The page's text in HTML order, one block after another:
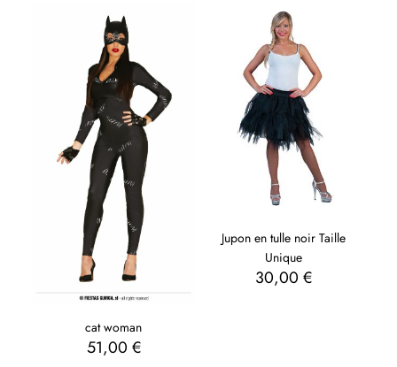
cat woman
51,00 €
Jupon en tulle noir Taille
Unique
30,00 €